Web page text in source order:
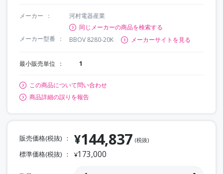
メーカー
河村電器産業
同じメーカーの商品を検索する
メーカー型番
BBOV 8280-20K メーカーサイトを見る
最小販売単位 1
この商品について問い合わせ
商品詳細の誤りを報告
販売価格(税抜) ¥144,837 (税抜)
標準価格(税抜) ¥173,000